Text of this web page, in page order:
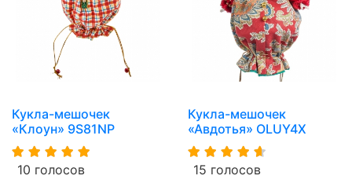
Кукла-мешочек
«Клоун» 9S81NP
10 голосов
Кукла-мешочек
«Авдотья» OLUY4X
15 голосов